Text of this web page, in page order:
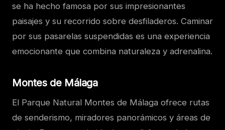
se ha hecho famosa por sus impresionantes
paisajes y su recorrido sobre desfiladeros. Caminar
por sus pasarelas suspendidas es una experiencia
emocionante que combina naturaleza y adrenalina.
Montes de Málaga
El Parque Natural Montes de Málaga ofrece rutas
de senderismo, miradores panorámicos y áreas de